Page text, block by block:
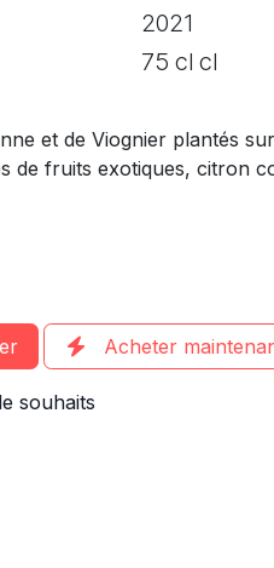
2021
75 cl cl
et de Viognier plantés
de fruits exotiques, citron
Acheter
souhaits